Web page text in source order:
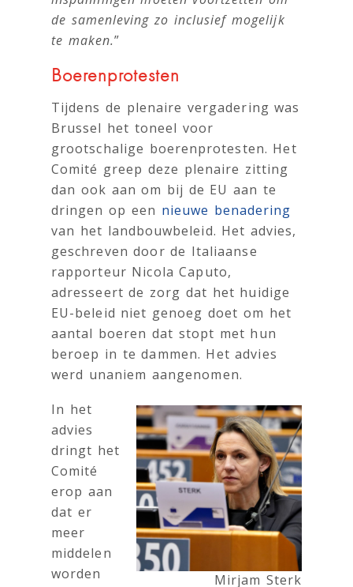
de samenleving zo inclusief mogelijk
te maken.”
Boerenprotesten
Tijdens de plenaire vergadering was
Brussel het toneel voor
grootschalige boerenprotesten. Het
Comité greep deze plenaire zitting
dan ook aan om bij de EU aan te
dringen op een nieuwe benadering
van het landbouwbeleid. Het advies,
geschreven door de Italiaanse
rapporteur Nicola Caputo,
adresseert de zorg dat het huidige
EU-beleid niet genoeg doet om het
aantal boeren dat stopt met hun
beroep in te dammen. Het advies
werd unaniem aangenomen.
Mirjam Sterk
In het
advies
dringt het
Comité
erop aan
dat er
meer
middelen
worden